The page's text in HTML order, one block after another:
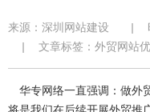
来源： 深圳网站建设 |
|
文章标签： 外贸网站
华专网络一直强调：做外
将是我们在后续开展外贸推